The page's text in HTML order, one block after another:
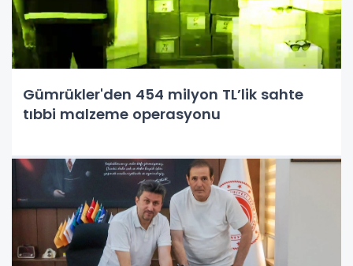
Gümrükler'den 454 milyon TL’lik sahte
tıbbi malzeme operasyonu